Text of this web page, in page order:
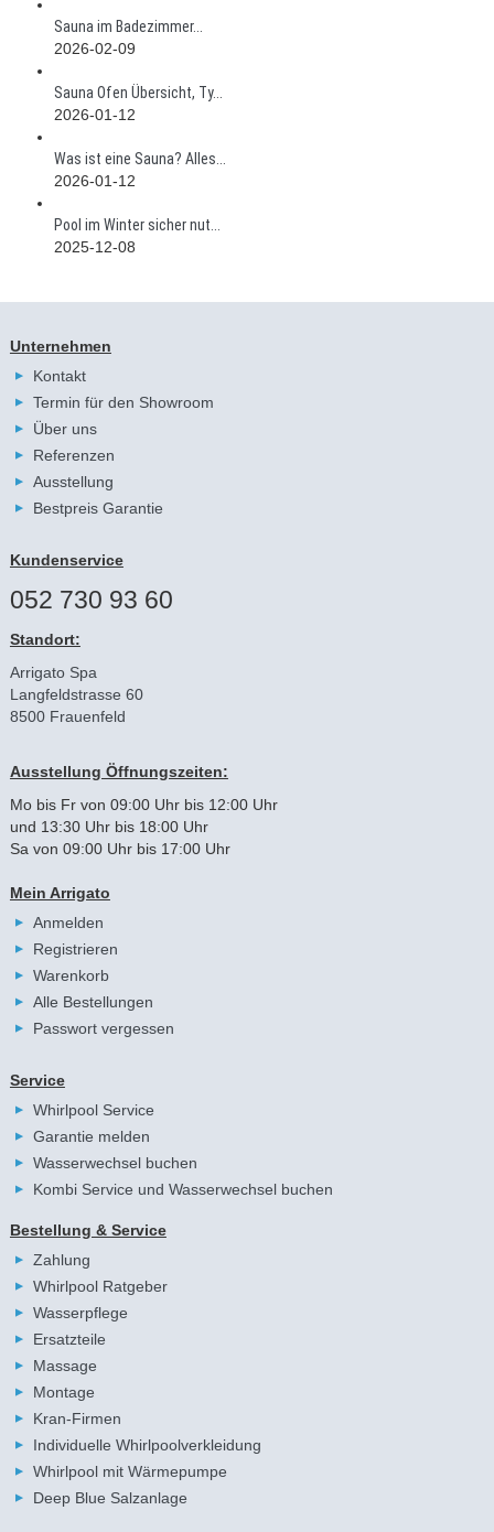
Sauna im Badezimmer...
2026-02-09
Sauna Ofen Übersicht, Ty...
2026-01-12
Was ist eine Sauna? Alles...
2026-01-12
Pool im Winter sicher nut...
2025-12-08
Unternehmen
Kontakt
Termin für den Showroom
Über uns
Referenzen
Ausstellung
Bestpreis Garantie
Kundenservice
052 730 93 60
Standort:
Arrigato Spa
Langfeldstrasse 60
8500 Frauenfeld
Ausstellung Öffnungszeiten:
Mo bis Fr von 09:00 Uhr bis 12:00 Uhr
und 13:30 Uhr bis 18:00 Uhr
Sa von 09:00 Uhr bis 17:00 Uhr
Mein Arrigato
Anmelden
Registrieren
Warenkorb
Alle Bestellungen
Passwort vergessen
Service
Whirlpool Service
Garantie melden
Wasserwechsel buchen
Kombi Service und Wasserwechsel buchen
Bestellung & Service
Zahlung
Whirlpool Ratgeber
Wasserpflege
Ersatzteile
Massage
Montage
Kran-Firmen
Individuelle Whirlpoolverkleidung
Whirlpool mit Wärmepumpe
Deep Blue Salzanlage